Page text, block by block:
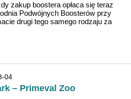
zakup boostera opłaca się teraz
Podwójnych Boosterów przy
drugi tego samego rodzaju za
04
– Primeval Zoo